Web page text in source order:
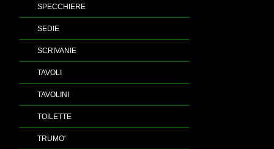
SPECCHIERE
SEDIE
SCRIVANIE
TAVOLI
TAVOLINI
TOILETTE
TRUMO'